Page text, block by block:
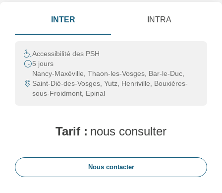
INTER INTRA
Accessibilité des PSH
5 jours
Nancy-Maxéville, Thaon-les-Vosges, Bar-le-Duc,
Saint-Dié-des-Vosges, Yutz, Henriville, Bouxières-
sous-Froidmont, Epinal
Tarif : nous consulter
Nous contacter